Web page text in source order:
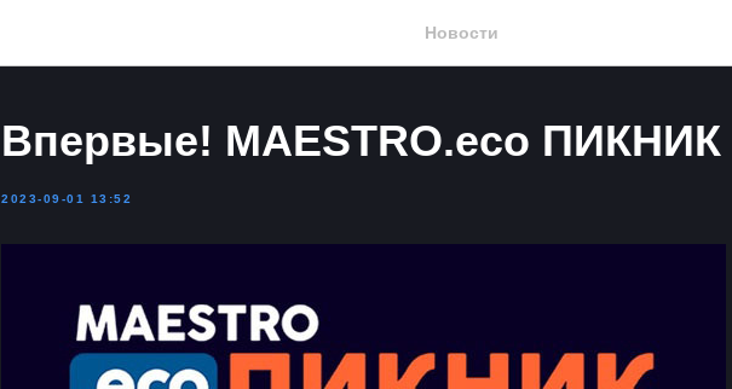
Новости
Впервые! MAESTRO.eco ПИКНИК
2023-09-01 13:52